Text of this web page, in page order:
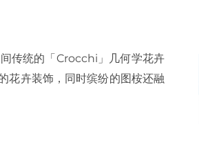
传统的「Crocchi」几何学花卉
花卉装饰，同时缤纷的图桉还融